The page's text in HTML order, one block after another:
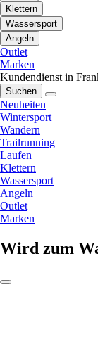
Klettern
Wassersport
Angeln
Outlet
Marken
Kundendienst in
Suchen
Neuheiten
Wintersport
Wandern
Trailrunning
Laufen
Klettern
Wassersport
Angeln
Outlet
Marken
Wird zum